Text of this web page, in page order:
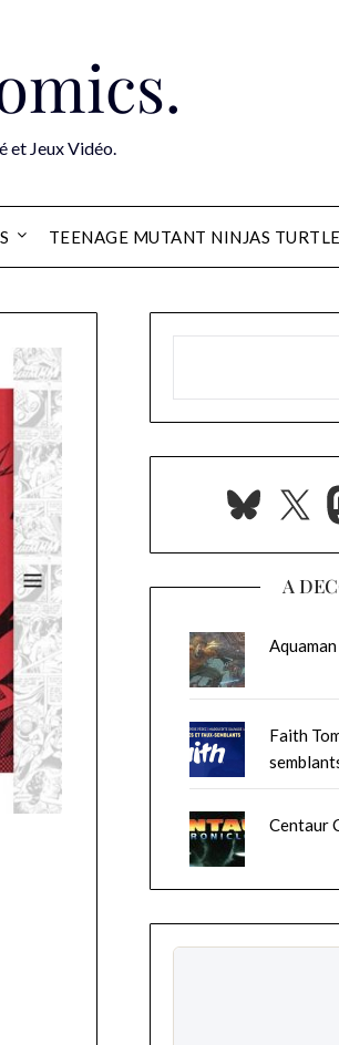
et Jeux Vidéo.
TEENAGE MUTANT NINJAS
X
A
Faith
Centaur